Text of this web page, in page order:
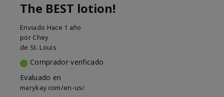
The BEST lotion!
Enviado Hace 1 año
por Chey
de St. Louis
Comprador verificado
Evaluado en
marykay.com/en-us/